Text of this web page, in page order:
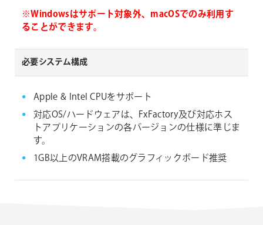
※Windowsはサポート対象外、macOSでのみ利用す
ることができます。
必要システム構成
Apple & Intel CPUをサポート
対応OS/ハードウェアは、FxFactory及び対応ホス
トアプリケーションの各バージョンの仕様に準じま
す。
1GB以上のVRAM搭載のグラフィックボード推奨